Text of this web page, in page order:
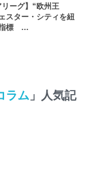
リーグ】“欧州王
スター・シティを紐
指標 …
ラム 」人気記